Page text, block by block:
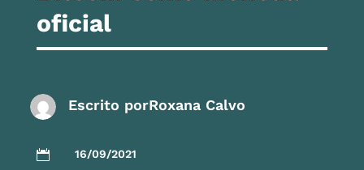
oficial
Escrito porRoxana Calvo
 16/09/2021